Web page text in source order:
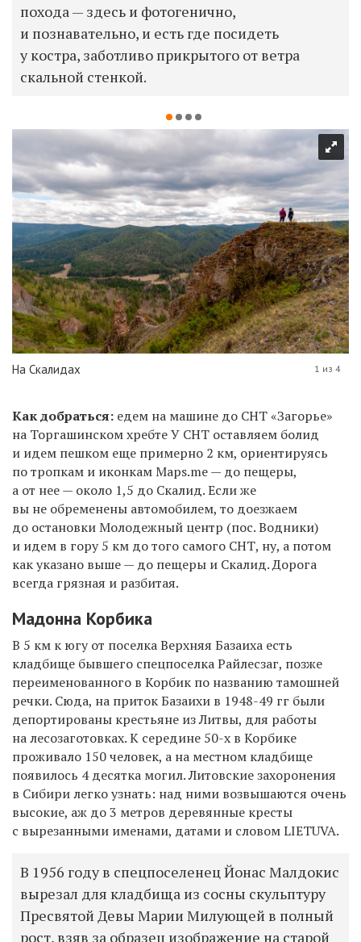
похода — здесь и фотогенично,
и познавательно, и есть где посидеть
у костра, заботливо прикрытого от ветра
скальной стенкой.
На Скалидах 1 из 4
Как добраться: едем на машине до СНТ «Загорье»
на Торгашинском хребте У СНТ оставляем болид
и идем пешком еще примерно 2 км, ориентируясь
по тропкам и иконкам Maps.me — до пещеры,
а от нее — около 1,5 до Скалид. Если же
вы не обременены автомобилем, то доезжаем
до остановки Молодежный центр (пос. Водники)
и идем в гору 5 км до того самого СНТ, ну, а потом
как указано выше — до пещеры и Скалид. Дорога
всегда грязная и разбитая.
Мадонна Корбика
В 5 км к югу от поселка Верхняя Базаиха есть
кладбище бывшего спецпоселка Райлесзаг, позже
переименованного в Корбик по названию тамошней
речки. Сюда, на приток Базаихи в 1948-49 гг были
депортированы крестьяне из Литвы, для работы
на лесозаготовках. К середине 50-х в Корбике
проживало 150 человек, а на местном кладбище
появилось 4 десятка могил. Литовские захоронения
в Сибири легко узнать: над ними возвышаются очень
высокие, аж до 3 метров деревянные кресты
с вырезанными именами, датами и словом LIETUVA.
В 1956 году в спецпоселенец Йонас Малдокис
вырезал для кладбища из сосны скульптуру
Пресвятой Девы Марии Милующей в полный
рост, взяв за образец изображение на старой